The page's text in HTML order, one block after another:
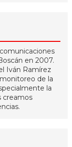
en 2007.
Iván Ramírez
de la
la
creamos